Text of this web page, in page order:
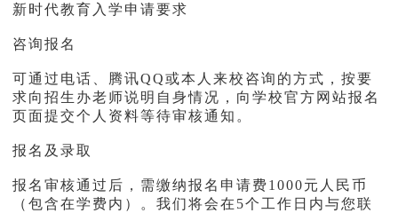
新时代教育入学申请要求
咨询报名
可通过电话、腾讯QQ或本人来校咨询的方式，按要
求向招生办老师说明自身情况，向学校官方网站报名
页面提交个人资料等待审核通知。
报名及录取
报名审核通过后，需缴纳报名申请费1000元人民币
（包含在学费内）。我们将会在5个工作日内与您联